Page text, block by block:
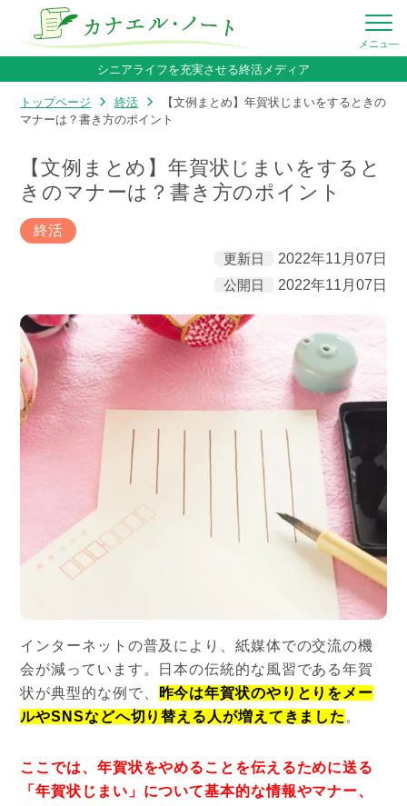
シニアライフを充実させる終活メディア
トップページ 終活
【文例まとめ】年賀状じまいをするときの
マナーは？書き方のポイント
【文例まとめ】年賀状じまいをすると
きのマナーは？書き方のポイント
終活
更新日
2022年11月07日
公開日
2022年11月07日
インターネットの普及により、紙媒体での交流の機
会が減っています。日本の伝統的な風習である年賀
状が典型的な例で、
昨今は年賀状のやりとりをメー
ルやSNSなどへ切り替える人が増えてきました 。
ここでは、年賀状をやめることを伝えるために送る
「年賀状じまい」について基本的な情報やマナー、